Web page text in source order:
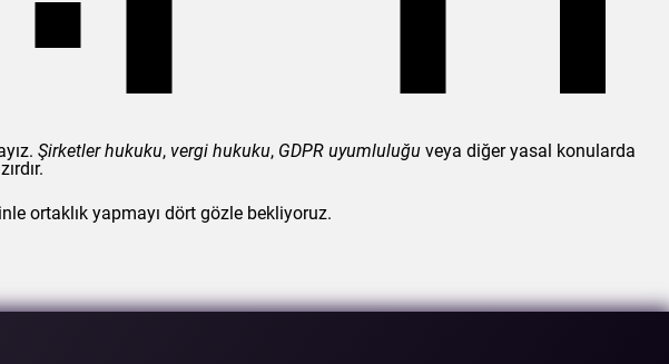
Şirketler hukuku, vergi hukuku, GDPR uyumluluğu veya diğer yasal konularda
ortaklık yapmayı dört gözle bekliyoruz.